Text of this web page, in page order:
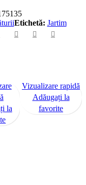
Etichetă: Jartim
la
Vizualizare rapidă
Adăugați la
favorite